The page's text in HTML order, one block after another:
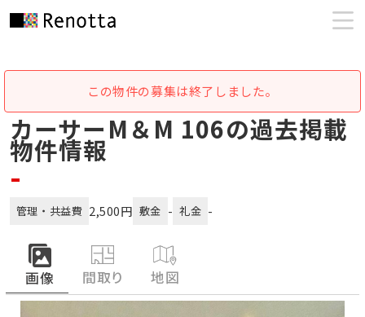
この物件の募集は終了しました。
カーサーM＆M 106の過去掲載
物件情報
-
管理・共益費 2,500円 敷金 - 礼金 -
画像 間取り 地図